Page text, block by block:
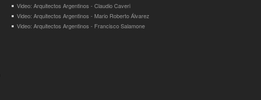
Video: Arquitectos Argentinos - Claudio Caveri
Video: Arquitectos Argentinos - Mario Roberto Álvarez
Video: Arquitectos Argentinos - Francisco Salamone